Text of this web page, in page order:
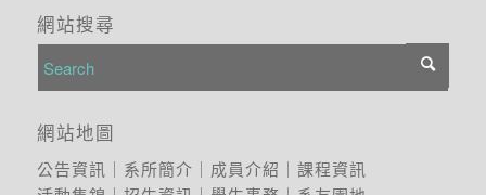
網站搜尋
網站地圖
公告資訊 系所簡介 成員介紹
課程資訊